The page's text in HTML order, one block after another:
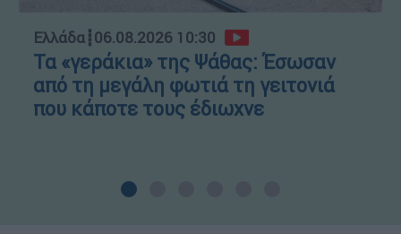
Ελλάδα┋06.08.2026 10:30
Τα «γεράκια» της Ψάθας: Έσωσαν
από τη μεγάλη φωτιά τη γειτονιά
που κάποτε τους έδιωχνε